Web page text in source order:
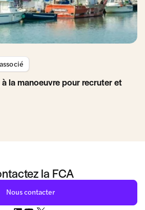
la manoeuvre pour recruter et
la FCA
Nous contacter